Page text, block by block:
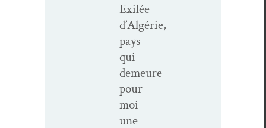
Exilée
d’Algérie,
pays
qui
demeure
pour
moi
une